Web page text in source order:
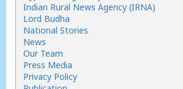
Indian Rural News Agency (IRNA)
Lord Budha
National Stories
News
Our Team
Press Media
Privacy Policy